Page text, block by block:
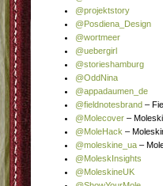
@projektstory
@Posdiena_Design
@wortmeer
@uebergirl
@storieshamburg
@OddNina
@appadaumen_de
@fieldnotesbrand –
@Molecover –
@MoleHack –
@moleskine_ua –
@MoleskInsights
@MoleskineUK